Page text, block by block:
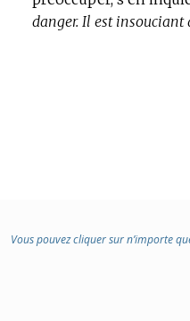
danger. Il est insouciant
Vous pouvez cliquer sur n’importe